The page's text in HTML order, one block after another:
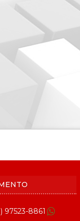
97523-8861